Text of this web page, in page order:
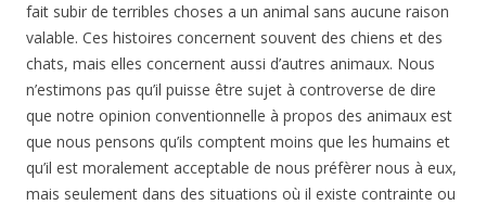
fait subir de terribles choses a un animal sans aucune raison
valable. Ces histoires concernent souvent des chiens et des
chats, mais elles concernent aussi d’autres animaux. Nous
n’estimons pas qu’il puisse être sujet à controverse de dire
que notre opinion conventionnelle à propos des animaux est
que nous pensons qu’ils comptent moins que les humains et
qu’il est moralement acceptable de nous préfèrer nous à eux,
mais seulement dans des situations où il existe contrainte ou